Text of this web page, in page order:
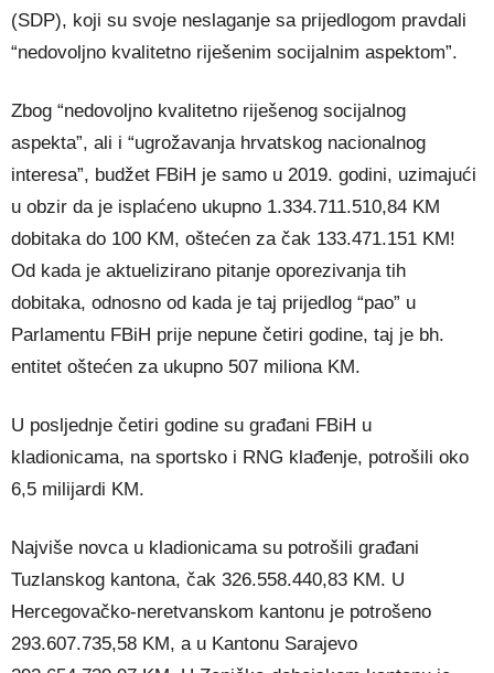
(SDP), koji su svoje neslaganje sa prijedlogom pravdali
“nedovoljno kvalitetno riješenim socijalnim aspektom”.
Zbog “nedovoljno kvalitetno riješenog socijalnog
aspekta”, ali i “ugrožavanja hrvatskog nacionalnog
interesa”, budžet FBiH je samo u 2019. godini, uzimajući
u obzir da je isplaćeno ukupno 1.334.711.510,84 KM
dobitaka do 100 KM, oštećen za čak 133.471.151 KM!
Od kada je aktuelizirano pitanje oporezivanja tih
dobitaka, odnosno od kada je taj prijedlog “pao” u
Parlamentu FBiH prije nepune četiri godine, taj je bh.
entitet oštećen za ukupno 507 miliona KM.
U posljednje četiri godine su građani FBiH u
kladionicama, na sportsko i RNG klađenje, potrošili oko
6,5 milijardi KM.
Najviše novca u kladionicama su potrošili građani
Tuzlanskog kantona, čak 326.558.440,83 KM. U
Hercegovačko-neretvanskom kantonu je potrošeno
293.607.735,58 KM, a u Kantonu Sarajevo